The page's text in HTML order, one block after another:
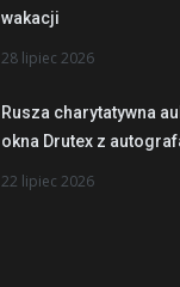
wakacji
28 lipiec 2026
Rusza charytatywna
okna Drutex z
22 lipiec 2026